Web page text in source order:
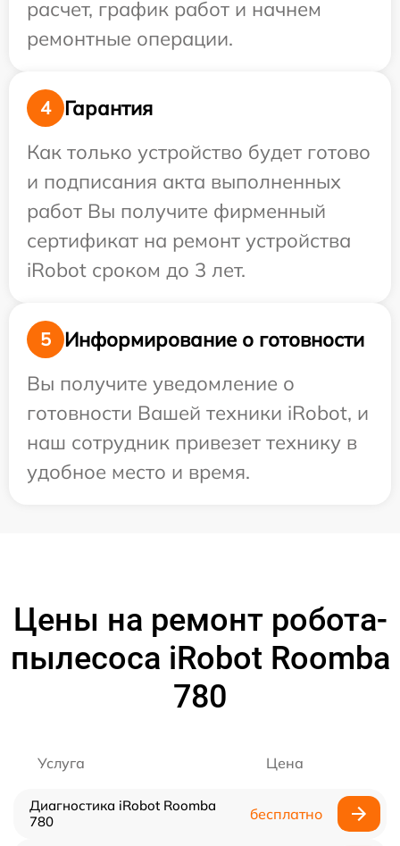
расчет, график работ и начнем
ремонтные операции.
4
Гарантия
Как только устройство будет готово
и подписания акта выполненных
работ Вы получите фирменный
сертификат на ремонт устройства
iRobot сроком до 3 лет.
5
Информирование о готовности
Вы получите уведомление о
готовности Вашей техники iRobot, и
наш сотрудник привезет технику в
удобное место и время.
Цены на ремонт робота-
пылесоса iRobot Roomba
780
Услуга Цена
Диагностика iRobot Roomba
780
бесплатно